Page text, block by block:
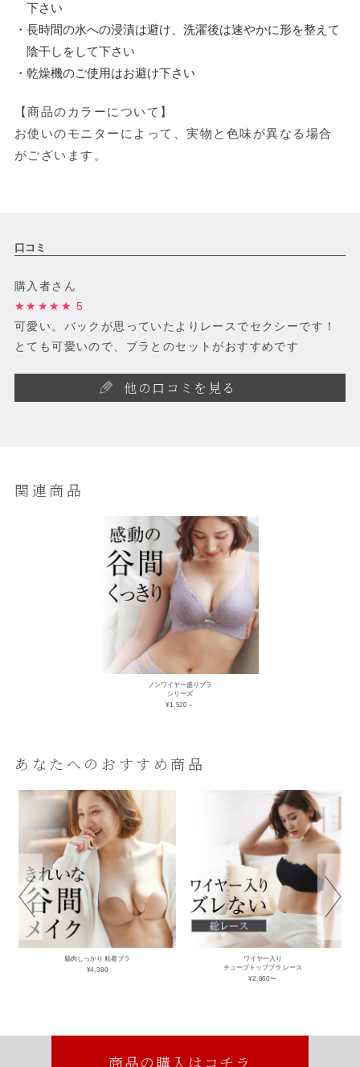
下さい
・長時間の水への浸漬は避け、洗濯後は速やかに形を整えて
陰干しをして下さい
・乾燥機のご使用はお避け下さい
【商品のカラーについて】
お使いのモニターによって、実物と色味が異なる場合
がございます。
口コミ
購入者さん
★★★★★ 5
可愛い。バックが思っていたよりレースでセクシーです！
とても可愛いので、ブラとのセットがおすすめです
他の口コミを見る
関連商品
ノンワイヤー盛りブラ
シリーズ
¥1,520～
あなたへのおすすめ商品
脇肉しっかり 粘着ブラ
¥4,380
ワイヤー入り
チューブトップブラ レース
¥2,860〜
商品の購入はコチラ